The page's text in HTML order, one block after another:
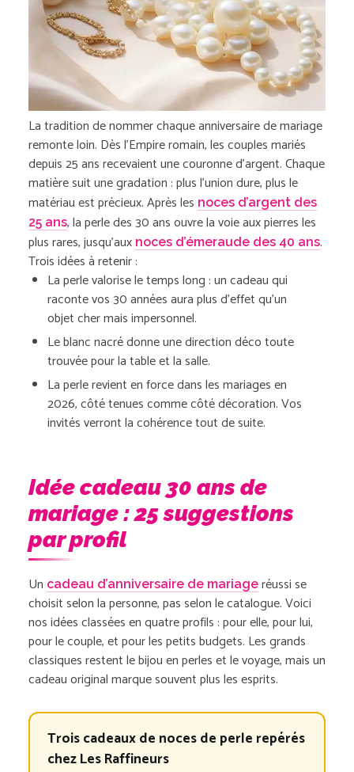
La tradition de nommer chaque anniversaire de mariage
remonte loin. Dès l’Empire romain, les couples mariés
depuis 25 ans recevaient une couronne d’argent. Chaque
matière suit une gradation : plus l’union dure, plus le
matériau est précieux. Après les noces d’argent des
25 ans, la perle des 30 ans ouvre la voie aux pierres les
plus rares, jusqu’aux noces d’émeraude des 40 ans.
Trois idées à retenir :
La perle valorise le temps long : un cadeau qui
raconte vos 30 années aura plus d’effet qu’un
objet cher mais impersonnel.
Le blanc nacré donne une direction déco toute
trouvée pour la table et la salle.
La perle revient en force dans les mariages en
2026, côté tenues comme côté décoration. Vos
invités verront la cohérence tout de suite.
Idée cadeau 30 ans de
mariage : 25 suggestions
par profil
Un cadeau d’anniversaire de mariage réussi se
choisit selon la personne, pas selon le catalogue. Voici
nos idées classées en quatre profils : pour elle, pour lui,
pour le couple, et pour les petits budgets. Les grands
classiques restent le bijou en perles et le voyage, mais un
cadeau original marque souvent plus les esprits.
Trois cadeaux de noces de perle repérés
chez Les Raffineurs